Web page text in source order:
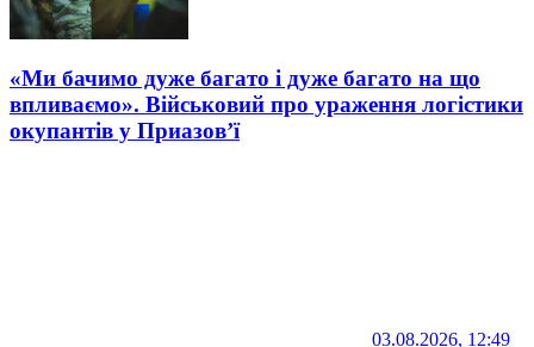
«Ми бачимо дуже багато і дуже багато на що
впливаємо». Військовий про ураження логістики
окупантів у Приазов’ї
03.08.2026, 12:49